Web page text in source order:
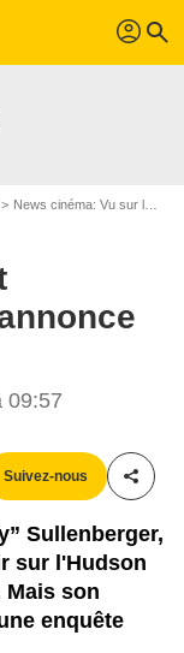
profil search
News cinéma: Vu sur le web
09:57
Suivez-nous
Sullenberger,
sur l'Hudson
Mais son
enquête